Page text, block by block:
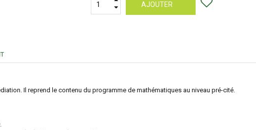
AJOUTER
Il reprend le contenu du programme de mathématiques au niveau pré-cité.